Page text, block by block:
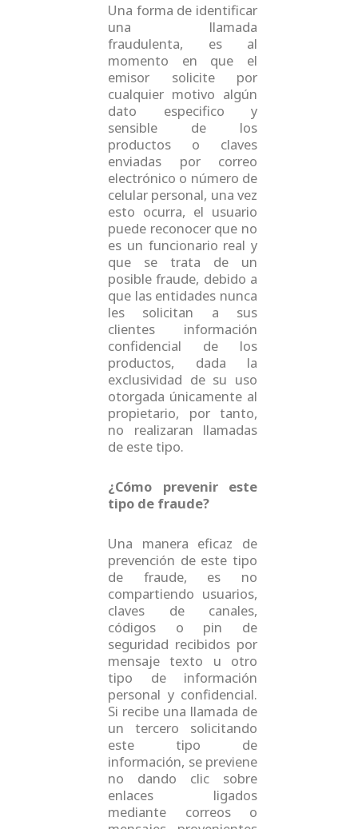
Una forma de identificar
una llamada
fraudulenta, es al
momento en que el
emisor solicite por
cualquier motivo algún
dato especifico y
sensible de los
productos o claves
enviadas por correo
electrónico o número de
celular personal, una vez
esto ocurra, el usuario
puede reconocer que no
es un funcionario real y
que se trata de un
posible fraude, debido a
que las entidades nunca
les solicitan a sus
clientes información
confidencial de los
productos, dada la
exclusividad de su uso
otorgada únicamente al
propietario, por tanto,
no realizaran llamadas
de este tipo.
¿Cómo prevenir este
tipo de fraude?
Una manera eficaz de
prevención de este tipo
de fraude, es no
compartiendo usuarios,
claves de canales,
códigos o pin de
seguridad recibidos por
mensaje texto u otro
tipo de información
personal y confidencial.
Si recibe una llamada de
un tercero solicitando
este tipo de
información, se previene
no dando clic sobre
enlaces ligados
mediante correos o